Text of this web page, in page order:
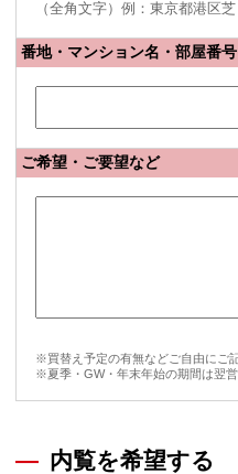
（全角文字）例：東京都港区芝
番地・マンション名・部屋番号
ご希望・ご要望など
※買替え予定の有無などご自由にご
※夏季・GW・年末年始の期間は翌営
内覧を希望する